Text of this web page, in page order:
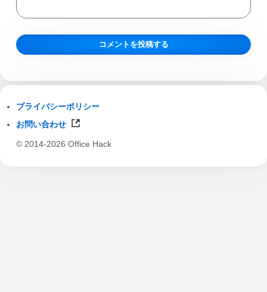
プライバシーポリシー
お問い合わせ
© 2014-2026 Office Hack